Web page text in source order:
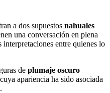
a dos supuestos nahuales
una conversación en plena
entre quienes lo
de plumaje oscuro
apariencia ha sido asociada
.